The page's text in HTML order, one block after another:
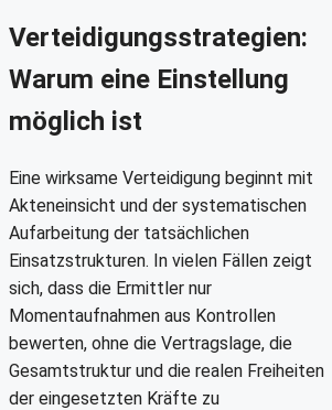
Verteidigungsstrategien:
Warum eine Einstellung
möglich ist
Eine wirksame Verteidigung beginnt mit
Akteneinsicht und der systematischen
Aufarbeitung der tatsächlichen
Einsatzstrukturen. In vielen Fällen zeigt
sich, dass die Ermittler nur
Momentaufnahmen aus Kontrollen
bewerten, ohne die Vertragslage, die
Gesamtstruktur und die realen Freiheiten
der eingesetzten Kräfte zu